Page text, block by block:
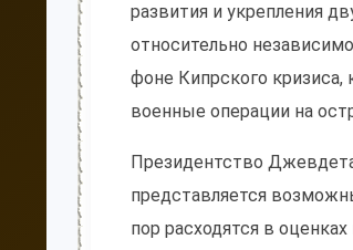
развития и укрепления
относительно
фоне Кипрского кризиса,
военные операции на
Президентство
представляется
пор расходятся в